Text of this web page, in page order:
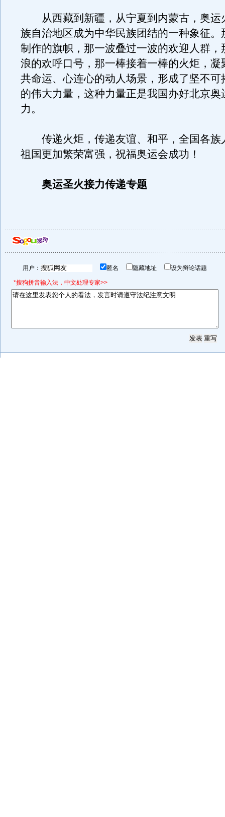
从西藏到新疆，从宁夏到内蒙古，奥运
族自治地区成为中华民族团结的一种象征。
制作的旗帜，那一波叠过一波的欢迎人群，
浪的欢呼口号，那一棒接着一棒的火炬，凝
共命运、心连心的动人场景，形成了坚不可
的伟大力量，这种力量正是我国办好北京奥
力。
传递火炬，传递友谊、和平，全国各族
祖国更加繁荣富强，祝福奥运会成功！
奥运圣火接力传递专题
用户： 匿名 隐藏地址 设为辩论话题
*搜狗拼音输入法，中文处理专家>>